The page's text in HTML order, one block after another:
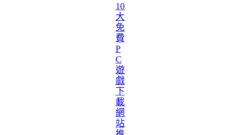
10
大
免
費
P
C
遊
戲
下
載
網
站